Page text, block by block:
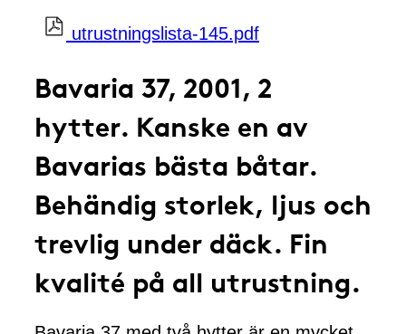
utrustningslista-145.pdf
Bavaria 37, 2001, 2
hytter. Kanske en av
Bavarias bästa båtar.
Behändig storlek, ljus och
trevlig under däck. Fin
kvalité på all utrustning.